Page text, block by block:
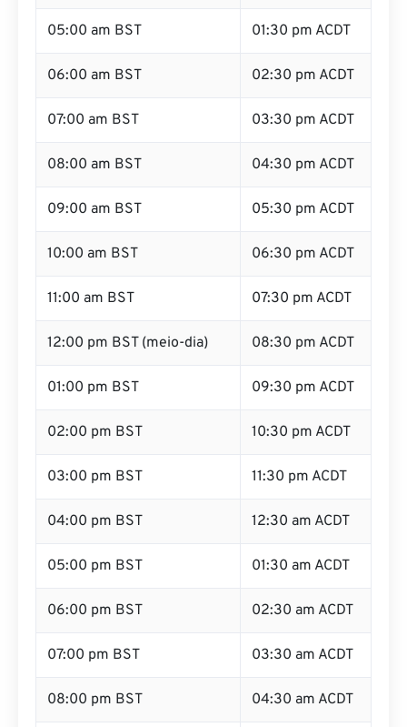
05:00 am BST 01:30 pm ACDT
06:00 am BST 02:30 pm ACDT
07:00 am BST 03:30 pm ACDT
08:00 am BST 04:30 pm ACDT
09:00 am BST 05:30 pm ACDT
10:00 am BST 06:30 pm ACDT
11:00 am BST 07:30 pm ACDT
12:00 pm BST (meio-dia) 08:30 pm ACDT
01:00 pm BST 09:30 pm ACDT
02:00 pm BST 10:30 pm ACDT
03:00 pm BST 11:30 pm ACDT
04:00 pm BST 12:30 am ACDT
05:00 pm BST 01:30 am ACDT
06:00 pm BST 02:30 am ACDT
07:00 pm BST 03:30 am ACDT
08:00 pm BST 04:30 am ACDT